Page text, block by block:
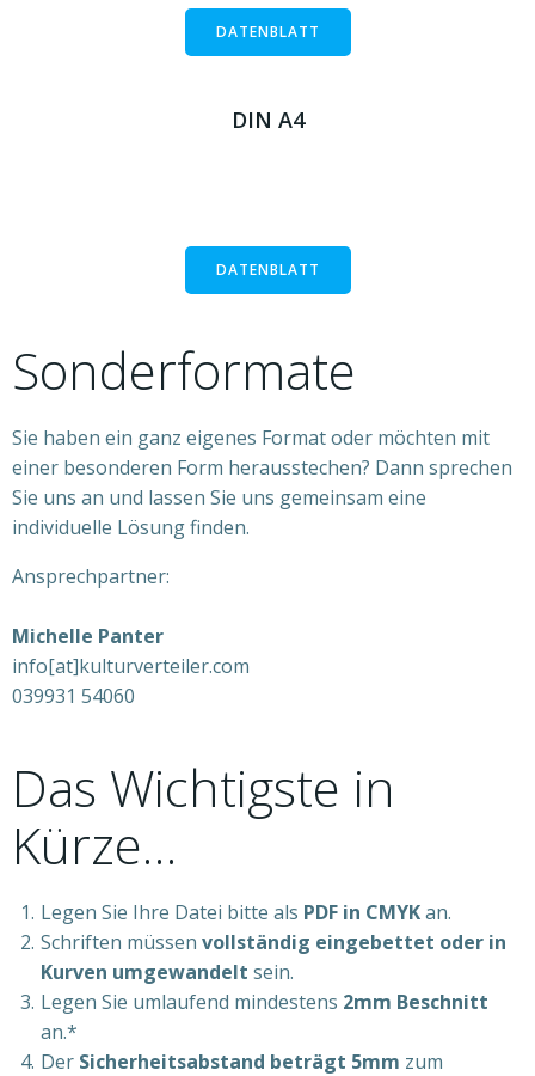
DATENBLATT
DIN A4
DATENBLATT
Sonderformate
Sie haben ein ganz eigenes Format oder möchten mit
einer besonderen Form herausstechen? Dann sprechen
Sie uns an und lassen Sie uns gemeinsam eine
individuelle Lösung finden.
Ansprechpartner:
Michelle Panter
info[at]kulturverteiler.com
039931 54060
Das Wichtigste in
Kürze…
Legen Sie Ihre Datei bitte als PDF in CMYKan.
Schriften müssen vollständig eingebettet oder in
Kurven umgewandelt sein.
Legen Sie umlaufend mindestens 2mm Beschnitt
an.*
Der Sicherheitsabstand beträgt 5mm zum